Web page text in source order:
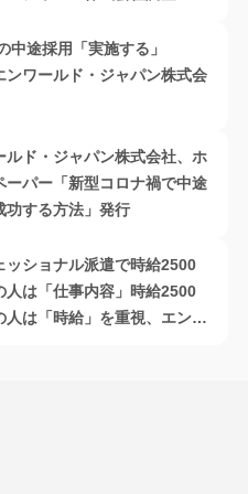
中途採用「実施する」
ンワールド・ジャパン株式会
ルド・ジャパン株式会社、ホ
ーパー「新型コロナ禍で中途
功する方法」発行
ッショナル派遣で時給2500
人は「仕事内容」時給2500
人は「時給」を重視、エンワ